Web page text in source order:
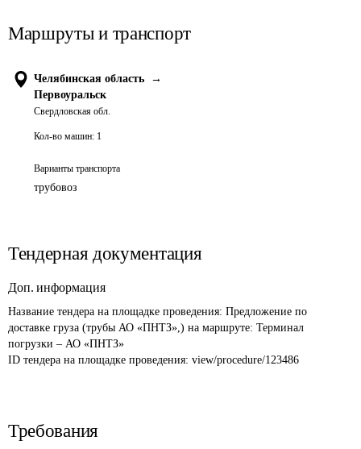
Маршруты и транспорт
Челябинская область
→
Первоуральск
Свердловская обл.
Кол-во машин: 1
Варианты транспорта
трубовоз
Тендерная документация
Доп. информация
Название тендера на площадке проведения: Предложение по
доставке груза (трубы АО «ПНТЗ»,) на маршруте: Терминал
погрузки – АО «ПНТЗ»
ID тендера на площадке проведения: view/procedure/123486
Требования